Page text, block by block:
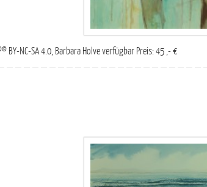
BY-NC-SA 4.0, Barbara Holve verfügbar Preis: 45 ,- €